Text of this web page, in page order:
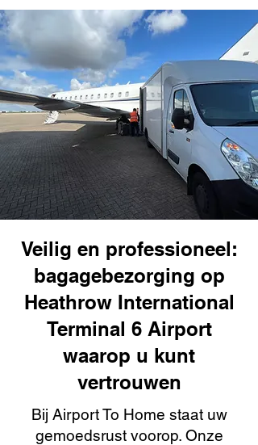
Veilig en professioneel:
bagagebezorging op
Heathrow International
Terminal 6 Airport
waarop u kunt
vertrouwen
Bij Airport To Home staat uw
gemoedsrust voorop. Onze